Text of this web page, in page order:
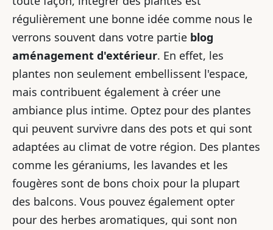
régulièrement une bonne idée comme nous le
verrons souvent dans votre partie blog
aménagement d'extérieur. En effet, les
plantes non seulement embellissent l'espace,
mais contribuent également à créer une
ambiance plus intime. Optez pour des plantes
qui peuvent survivre dans des pots et qui sont
adaptées au climat de votre région. Des plantes
comme les géraniums, les lavandes et les
fougères sont de bons choix pour la plupart
des balcons. Vous pouvez également opter
pour des herbes aromatiques, qui sont non